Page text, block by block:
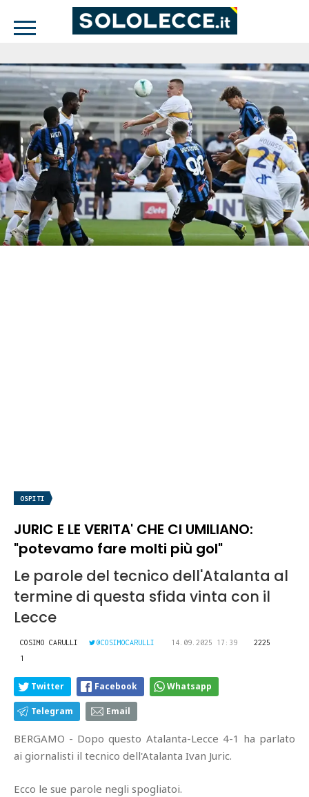
OSPITI
JURIC E LE VERITA' CHE CI UMILIANO:
"potevamo fare molti più gol"
Le parole del tecnico dell'Atalanta al
termine di questa sfida vinta con il
Lecce
COSIMO CARULLI @COSIMOCARULLI 14.09.2025 17:39
2225
1
Twitter Facebook Whatsapp
Telegram Email
BERGAMO - Dopo questo Atalanta-Lecce 4-1 ha parlato
ai giornalisti il tecnico dell'Atalanta Ivan Juric.
Ecco le sue parole negli spogliatoi.